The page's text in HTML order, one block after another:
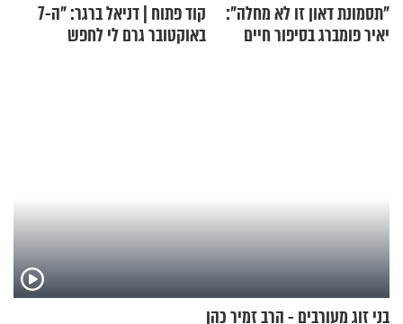
"תסמונת דאון זו לא מחלה":
יאיר פומברג בסיפור חיים
קוד פתוח | דניאל ברגר: "ה-7
באוקטובר גרם לי לחפש
בני זוג מעורבים - הרב זמיר כהן